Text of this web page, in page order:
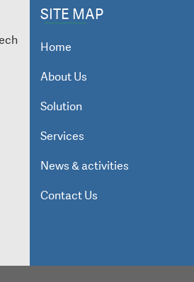
SITE MAP
Home
About Us
Solution
Services
News & activities
Contact Us